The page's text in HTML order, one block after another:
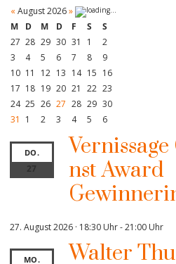
« August 2026»
M
D M D F S
S
27 28 29 30 31 1
2
3
4 5 6 7 8
9
10 11 12 13 14 15 16
17 18 19 20 21 22 23
24 25 26 27 28 29 30
31
1 2 3 4 5 6
DO.
27
Vernissage
nst Award
27. August 2026 · 18:30 Uhr-21:00 Uhr
MO.
Walter